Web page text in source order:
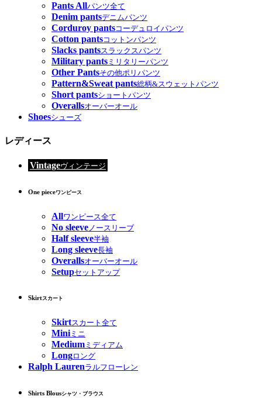
Pants Allパンツ全て
Denim pantsデニムパンツ
Corduroy pantsコーデュロイパンツ
Cotton pantsコットンパンツ
Slacks pantsスラックスパンツ
Military pants ミリタリーパンツ
Other Pantsその他ポリパンツ
Pattern&Sweat pants総柄&スウェットパンツ
Short pantsショートパンツ
Overallsオーバーオール
Shoesシューズ
レディース
Vintageヴィンテージ
One pieceワンピース
Allワンピース全て
No sleeve ノースリーブ
Half sleeve半袖
Long sleeve長袖
Overallsオーバーオール
Setupセットアップ
Skirtスカート
Skirtスカート全て
Miniミニ
Medium ミディアム
Longロング
Ralph Laurenラルフローレン
Shirts Blousシャツ・ブラウス